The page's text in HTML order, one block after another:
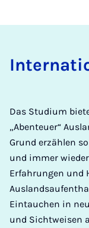
Das Studium
„Abenteuer“
Grund erzählen
und immer
Erfahrungen und
Eintauchen in
und Sichtweisen